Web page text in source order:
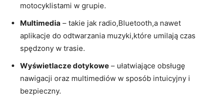
motocyklistami w grupie.
Multimedia – takie jak radio,Bluetooth,a nawet
aplikacje do odtwarzania muzyki,które umilają czas
spędzony w trasie.
Wyświetlacze dotykowe – ułatwiające obsługę
nawigacji oraz multimediów w sposób intuicyjny i
bezpieczny.